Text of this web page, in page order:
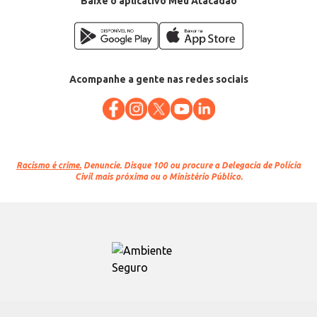
Acompanhe a gente nas redes sociais
Racismo é crime. Denuncie. Disque 100 ou procure a Delegacia de Polícia
Civil mais próxima ou o Ministério Público.